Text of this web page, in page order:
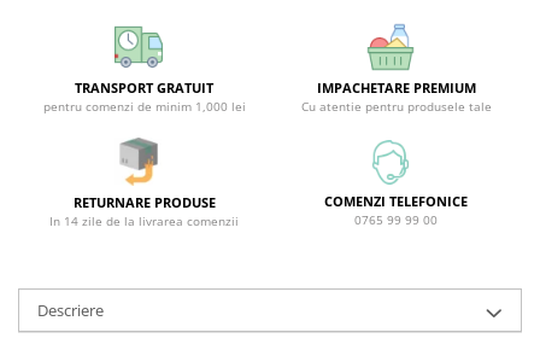
Ingrijire Personala
Ingrijire Par
Masca Par
Vopsea Par
Fixativ & Spuma Par
Ingrijire Corp
TRANSPORT GRATUIT
pentru comenzi de minim 1,000 lei
IMPACHETARE PREMIUM
Cu atentie pentru produsele tale
RETURNARE PRODUSE
In 14 zile de la livrarea comenzii
COMENZI TELEFONICE
0765 99 99 00
Descriere